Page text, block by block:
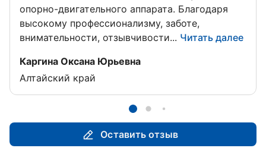
опорно-двигательного аппарата. Благодаря
высокому профессионализму, заботе,
внимательности, отзывчивости... Читать далее
Отзыв от
Каргина Оксана Юрьевна
Алтайский край
Оставить отзыв